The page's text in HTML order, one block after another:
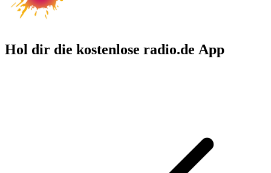
Hol dir die kostenlose radio.de App